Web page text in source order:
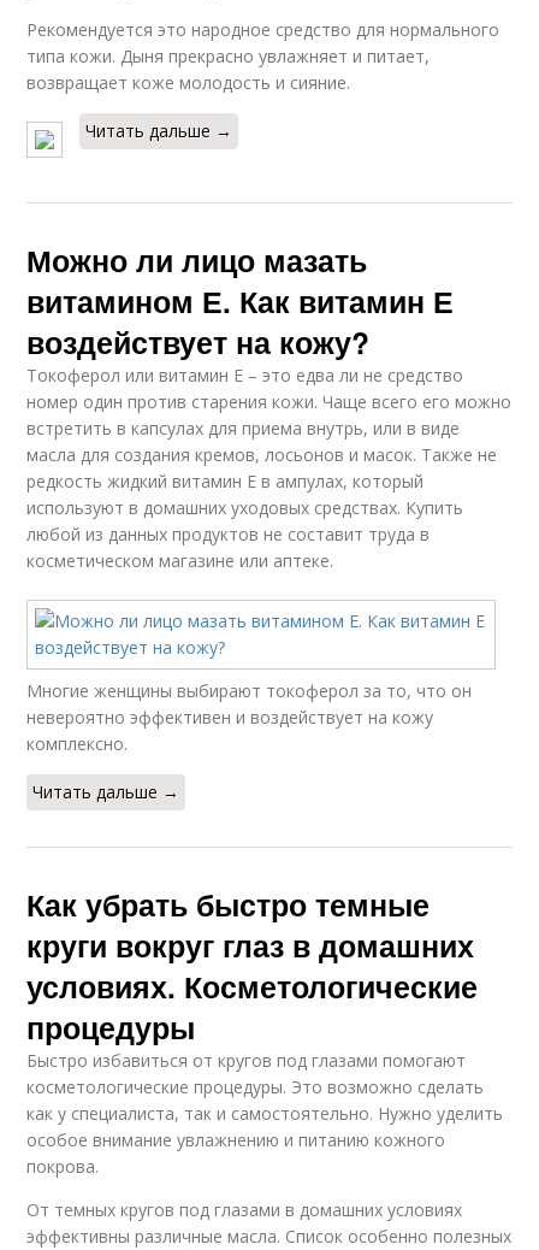
Рекомендуется это народное средство для нормального
типа кожи. Дыня прекрасно увлажняет и питает,
возвращает коже молодость и сияние.
Читать дальше →
Можно ли лицо мазать
витамином Е. Как витамин Е
воздействует на кожу?
Токоферол или витамин Е – это едва ли не средство
номер один против старения кожи. Чаще всего его можно
встретить в капсулах для приема внутрь, или в виде
масла для создания кремов, лосьонов и масок. Также не
редкость жидкий витамин Е в ампулах, который
используют в домашних уходовых средствах. Купить
любой из данных продуктов не составит труда в
косметическом магазине или аптеке.
Многие женщины выбирают токоферол за то, что он
невероятно эффективен и воздействует на кожу
комплексно.
Читать дальше →
Как убрать быстро темные
круги вокруг глаз в домашних
условиях. Косметологические
процедуры
Быстро избавиться от кругов под глазами помогают
косметологические процедуры. Это возможно сделать
как у специалиста, так и самостоятельно. Нужно уделить
особое внимание увлажнению и питанию кожного
покрова.
От темных кругов под глазами в домашних условиях
эффективны различные масла. Список особенно полезных